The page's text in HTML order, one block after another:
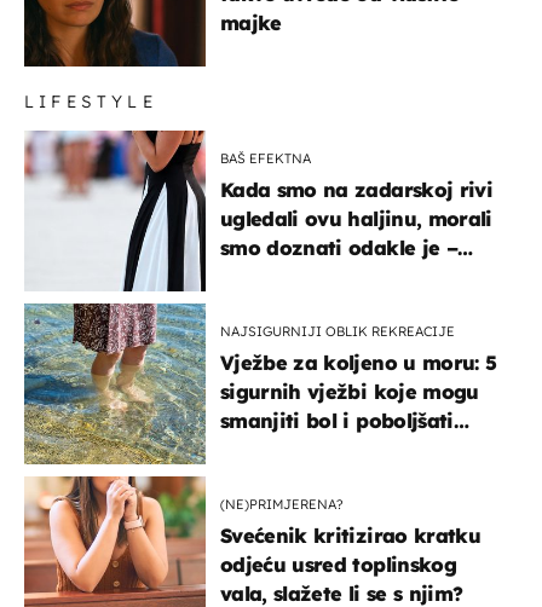
majke
LIFESTYLE
BAŠ EFEKTNA
Kada smo na zadarskoj rivi
ugledali ovu haljinu, morali
smo doznati odakle je –
NAJSIGURNIJI OBLIK REKREACIJE
Vježbe za koljeno u moru: 5
sigurnih vježbi koje mogu
smanjiti bol i poboljšati
(NE)PRIMJERENA?
Svećenik kritizirao kratku
odjeću usred toplinskog
vala, slažete li se s njim?